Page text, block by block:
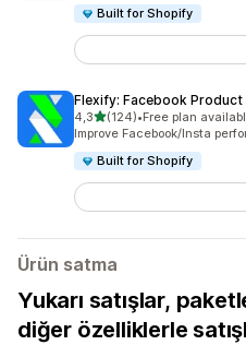
Built for Shopify
Flexify: Facebook Product
4,35 yıldız üzerinden
(124)
toplam 124 değerlendirme
•Free plan
Improve Facebook/Insta
Built for Shopify
Ürün satma
Yukarı satışlar,
diğer özelliklerle